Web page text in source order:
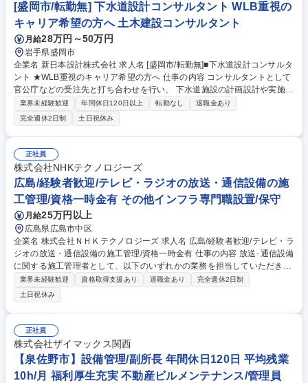
[盛岡市/転勤無] 下水道設計コンサルタント WLB重視の
キャリア希望の方へ 土木建設コンサルタント
月給28万円～50万円
岩手県盛岡市
企業名 新日本設計株式会社 求人名 [盛岡市/転勤無]■下水道設計コンサルタ
ント ★WLB重視のキャリア希望の方へ 仕事の内容 コンサルタントとして
官公庁などの受注先と打ち合わせを行い、 下水道施設の計画設計や実施設
計を担当していただきます。将来的には、都市インフラの上流工程である
計画設計等にも関わることが可能です。 [担当エリア]岩手9:青森秋田1の割
合 [業務詳細]主要取引先は岩手県内市町村。長いお付き合いの中で信頼関
係を築いています。施工管理・測量・調査点検等の業務は協力会社が行
い、基本的には事務所での設計業務に専念(CADやExcel、水道計算書作成
の専門ソフトを活用) [移動/出張]現場へは、社用車もしくは公共交通機関
を利用。出張は日帰 りメインで週平均1-2件。職住近接で担当案件は居住
地考慮。 募集職種 [盛岡市/転勤無]■下水道設計コンサルタント ★WLB重
視のキャリア希望の方へ
業界未経験歓迎 年間休日120日以上 転勤なし
退職金あり
完全週休2日制
土日祝休み
正社員
株式会社NHKテクノロジーズ
広島/経験者歓迎/テレビ・ラジオの放送・通信設備の施
工管理/資格一時金有 その他インフラ専門職設置/保守
月給25万円以上
広島県広島市中区
企業名 株式会社ＮＨＫテクノロジーズ 求人名 広島/経験者歓迎/テレビ・ラ
ジオの放送・通信設備の施工管理/資格一時金有 仕事の内容 放送･通信設備
に関する施工管理者として、以下のいずれかの業務を担当していただきま
す。（複数を御担当いただく場合もあります） ※建設業務や建物の改変等
の業務はございません。 ・テレビ/ラジオの放送送信/通信設備のメンテナ
ンス ・テレビ/ラジオの放送送信/通信設備の改修･新設工事における設計/
施工管理 ・テレビ放送の共同受信施設のメンテナンス ・テレビ放送の共
同受信施設やケーブルテレビ設備の改修･新設工事における設計･施工管理
・諸官庁等の無線システムの公共工事における設計/施工管理 ・無線設備
工事/無線設備利用/無線局免許申請等の電波利用に関するコンサルティン
グ 募集職種 広島/経験者歓迎/テレビ・ラジオの放送・通信設備の施工管理/
資格一時金有
業界未経験歓迎 資格取得支援あり 退職金あり
完全週休2日制
土日祝休み
正社員
株式会社ザイマックス関西
【泉佐野市】設備管理/副所長 年間休日120日 平均残業
10h/月 福利厚生充実 不動産ビルメンテナンス/管理員